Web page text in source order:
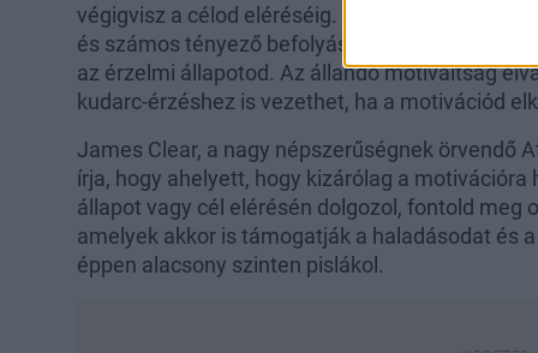
végigvisz a célod eléréséig. A valóságban a
és számos tényező befolyásolja, többek között
az érzelmi állapotod. Az állandó motiváltság
kudarc-érzéshez is vezethet, ha a motivációd
James Clear, a nagy népszerűségnek örvendő
írja, hogy ahelyett, hogy kizárólag a
állapot vagy cél elérésén dolgozol, fontold meg
amelyek akkor is támogatják a haladásodat és
éppen alacsony szinten pislákol.